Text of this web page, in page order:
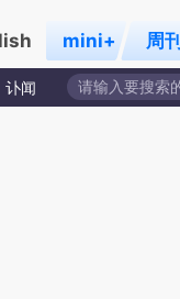
mini+ 周刊
讣闻